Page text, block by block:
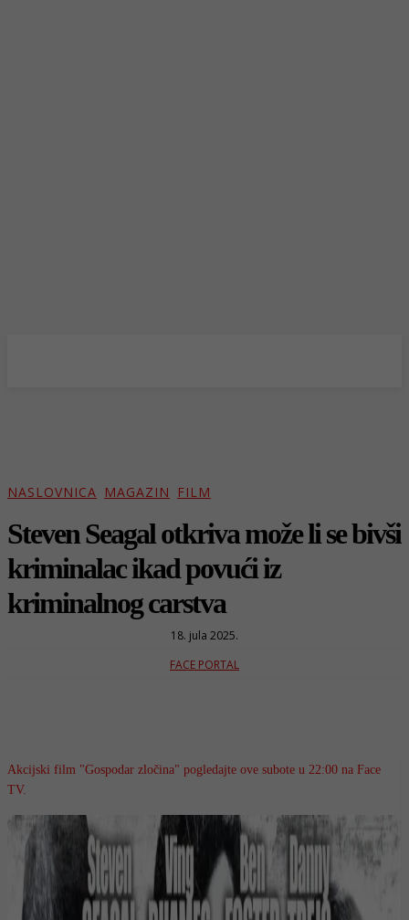
NASLOVNICA MAGAZIN FILM
Steven Seagal otkriva može li se bivši
kriminalac ikad povući iz
kriminalnog carstva
18. jula 2025.
FACE PORTAL
Akcijski film "Gospodar zločina" pogledajte ove subote u 22:00 na Face
TV.